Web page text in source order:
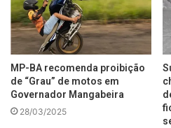
MP-BA recomenda proibição
de “Grau” de motos em
Governador Mangabeira
28/03/2025